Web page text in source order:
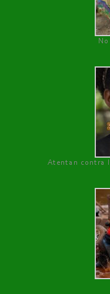
Atentan contra